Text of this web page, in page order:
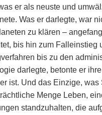
er als neuste und
Was er darlegte, war
zu klären –
bis hin zum Falleinstieg
bis zu den
darlegte, betonte er
ist. Und das Einzige,
Menge Leben,
standzuhalten, die